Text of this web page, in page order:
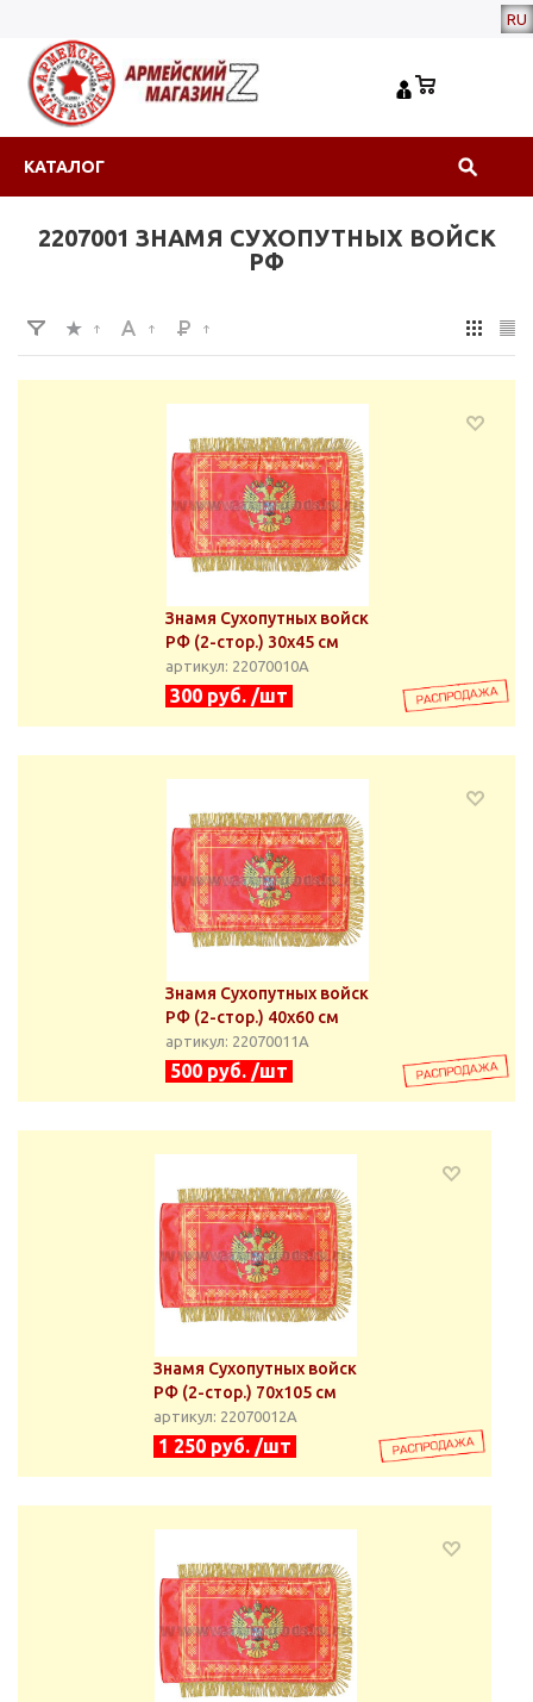
RU
КАТАЛОГ
2207001 ЗНАМЯ СУХОПУТНЫХ ВОЙСК
РФ
Знамя Сухопутных войск
РФ (2-стор.) 30х45 см
артикул: 22070010А
300 руб. /шт
Знамя Сухопутных войск
РФ (2-стор.) 40х60 см
артикул: 22070011А
500 руб. /шт
Знамя Сухопутных войск
РФ (2-стор.) 70х105 см
артикул: 22070012А
1 250 руб. /шт